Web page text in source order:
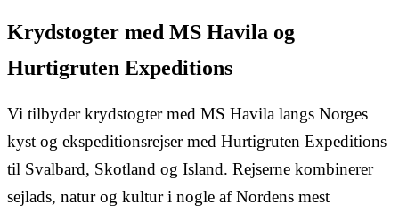
Krydstogter med MS Havila og
Hurtigruten Expeditions
Vi tilbyder krydstogter med MS Havila langs Norges
kyst og ekspeditionsrejser med Hurtigruten Expeditions
til Svalbard, Skotland og Island. Rejserne kombinerer
sejlads, natur og kultur i nogle af Nordens mest